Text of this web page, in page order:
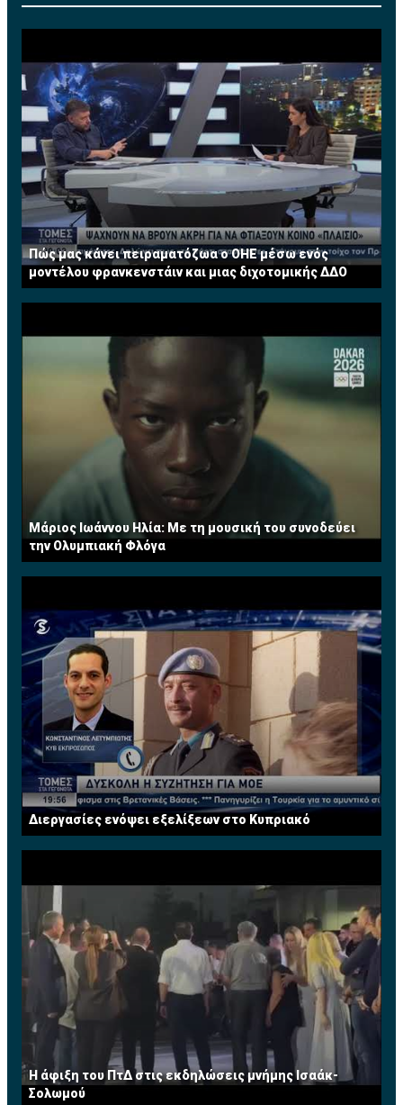
Πώς μας κάνει πειραματόζωα ο ΟΗΕ μέσω ενός
μοντέλου φρανκενστάιν και μιας διχοτομικής ΔΔΟ
Μάριος Ιωάννου Ηλία: Με τη μουσική του συνοδεύει
την Ολυμπιακή Φλόγα
Διεργασίες ενόψει εξελίξεων στο Κυπριακό
Η άφιξη του ΠτΔ στις εκδηλώσεις μνήμης Ισαάκ-
Σολωμού